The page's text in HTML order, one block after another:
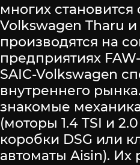
многих
Volkswagen Tharu и
производятся на
предприятиях
SAIC-Volkswagen
внутреннего
знакомые
(моторы 1.4 TSI и
коробки DSG или
автоматы Aisin). Их